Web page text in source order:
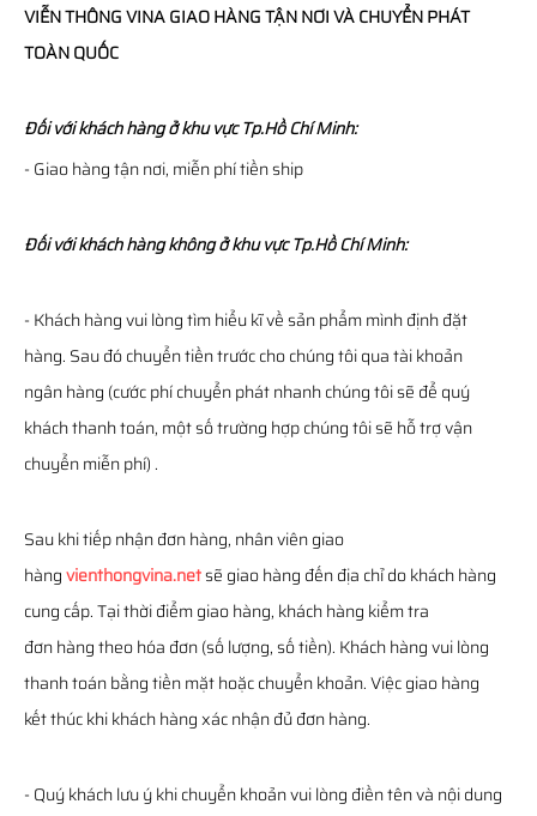
VIỄN THÔNGVINAGIAO HÀNG TẬN NƠI VÀ CHUYỂN PHÁT
TOÀN QUỐC
Đối với khách hàng ở khu vực Tp.Hồ Chí Minh:
- Giao hàng tận nơi, miễn phí tiền ship
Đối với khách hàng không ở khu vực Tp.Hồ Chí Minh:
- Khách hàng vui lòng tìm hiểu kĩ về sản phẩm mình định đặt
hàng. Sau đó chuyển tiền trước cho chúng tôi qua tài khoản
ngân hàng (cước phí chuyển phát nhanh chúng tôi sẽ để quý
khách thanh toán, một số trường hợp chúng tôi sẽ hỗ trợ vận
chuyển miễn phí) .
Sau khi tiếp nhận đơn hàng, nhân viên giao
hàngvienthongvina.netsẽ giao hàng đến địa chỉ do khách hàng
cung cấp. Tại thời điểm giao hàng, khách hàng kiểm tra
đơn hàng theo hóa đơn (số lượng, số tiền). Khách hàng vui lòng
thanh toán bằng tiền mặt hoặc chuyển khoản. Việc giao hàng
kết thúc khi khách hàng xác nhận đủ đơn hàng.
- Quý khách lưu ý khi chuyển khoản vui lòng điền tên và nội dung